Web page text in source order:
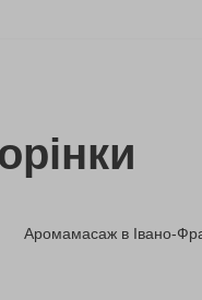
Аромамасаж в Івано-